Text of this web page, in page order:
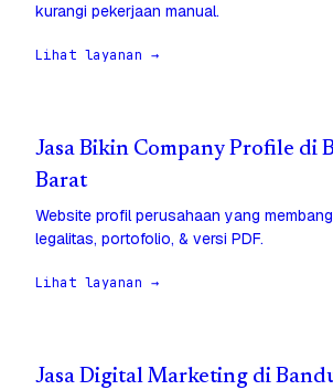
kurangi pekerjaan manual.
Lihat layanan →
Jasa Bikin Company Profile di
Barat
Website profil perusahaan yang
legalitas, portofolio, & versi PDF.
Lihat layanan →
Jasa Digital Marketing di